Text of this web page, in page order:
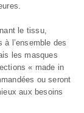
le tissu,
l’ensemble des
les masques
« made in
ou seront
aux besoins